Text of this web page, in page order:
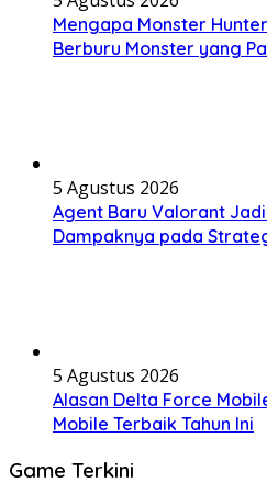
Mengapa Monster
Berburu Monster yang
5 Agustus 2026
Agent Baru Valorant
Dampaknya pada
5 Agustus 2026
Alasan Delta Force
Mobile Terbaik Tahun Ini
Game Terkini